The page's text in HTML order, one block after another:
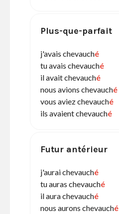
Plus-que-parfait
j'avais chevauché
tu avais chevauché
il avait chevauché
nous avions chevauché
vous aviez chevauché
ils avaient chevauché
Futur antérieur
j'aurai chevauché
tu auras chevauché
il aura chevauché
nous aurons chevauché